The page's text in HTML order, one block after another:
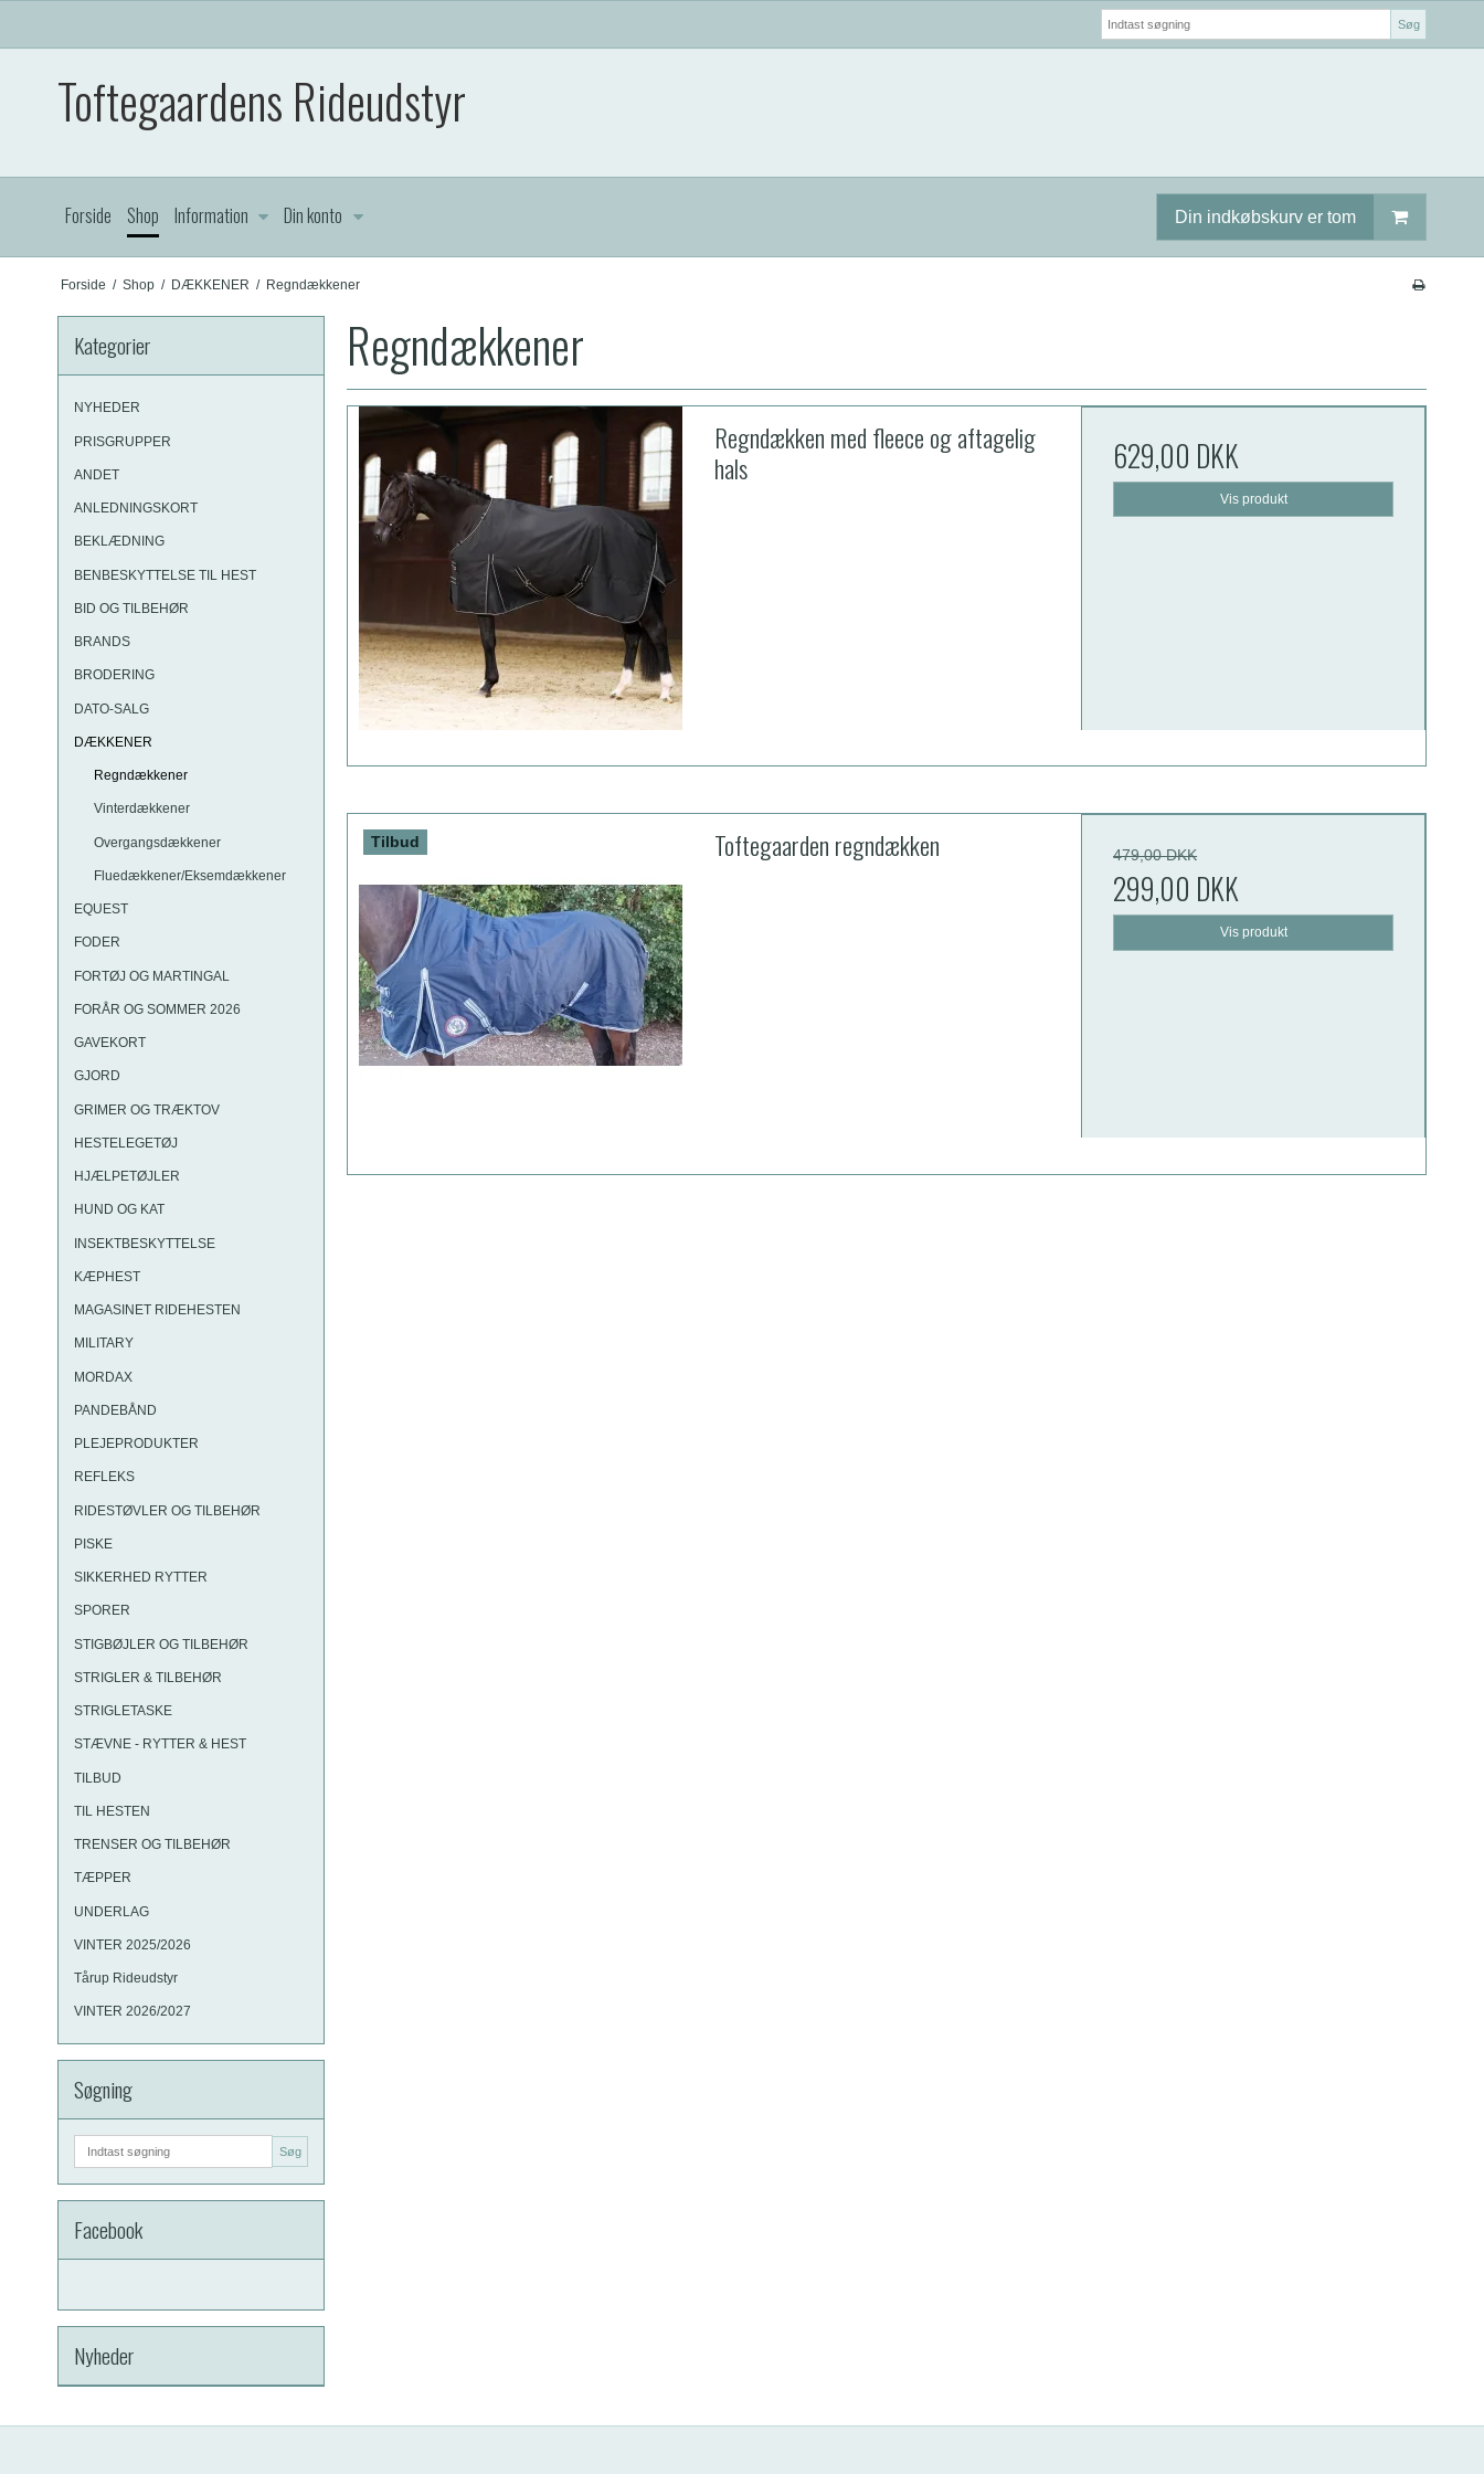
Søg
Toftegaardens Rideudstyr
Forside Shop Information Din konto Din indkøbskurv er tom
Forside / Shop / DÆKKENER / Regndækkener
Kategorier
NYHEDER
PRISGRUPPER
ANDET
ANLEDNINGSKORT
BEKLÆDNING
BENBESKYTTELSE TIL HEST
BID OG TILBEHØR
BRANDS
BRODERING
DATO-SALG
DÆKKENER
Regndækkener
Vinterdækkener
Overgangsdækkener
Fluedækkener/Eksemdækkener
EQUEST
FODER
FORTØJ OG MARTINGAL
FORÅR OG SOMMER 2026
GAVEKORT
GJORD
GRIMER OG TRÆKTOV
HESTELEGETØJ
HJÆLPETØJLER
HUND OG KAT
INSEKTBESKYTTELSE
KÆPHEST
MAGASINET RIDEHESTEN
MILITARY
MORDAX
PANDEBÅND
PLEJEPRODUKTER
REFLEKS
RIDESTØVLER OG TILBEHØR
PISKE
SIKKERHED RYTTER
SPORER
STIGBØJLER OG TILBEHØR
STRIGLER & TILBEHØR
STRIGLETASKE
STÆVNE - RYTTER & HEST
TILBUD
TIL HESTEN
TRENSER OG TILBEHØR
TÆPPER
UNDERLAG
VINTER 2025/2026
Tårup Rideudstyr
VINTER 2026/2027
Søgning
Søg
Facebook
Nyheder
Regndækkener
Regndækken med fleece og aftagelig
hals
629,00 DKK
Vis produkt
Tilbud Toftegaarden regndækken 479,00 DKK
299,00 DKK
Vis produkt